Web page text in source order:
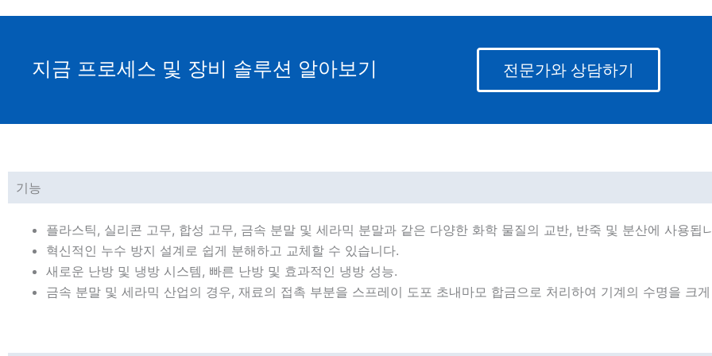
지금 프로세스 및 장비 솔루션 알아보기 전문가와 상담하기
기능
플라스틱, 실리콘 고무, 합성 고무, 금속 분말 및 세라믹 분말과 같은 다양한 화학 물질의 교반, 반죽 및 분산에 사용됩
혁신적인 누수 방지 설계로 쉽게 분해하고 교체할 수 있습니다.
새로운 난방 및 냉방 시스템, 빠른 난방 및 효과적인 냉방 성능.
금속 분말 및 세라믹 산업의 경우, 재료의 접촉 부분을 스프레이 도포 초내마모 합금으로 처리하여 기계의 수명을 크